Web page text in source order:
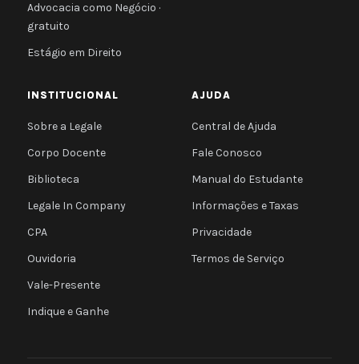
Advocacia como Negócio ·
gratuito
Estágio em Direito
INSTITUCIONAL
Sobre a Legale
Corpo Docente
Biblioteca
Legale In Company
CPA
Ouvidoria
Vale-Presente
Indique e Ganhe
AJUDA
Central de Ajuda
Fale Conosco
Manual do Estudante
Informações e Taxas
Privacidade
Termos de Serviço